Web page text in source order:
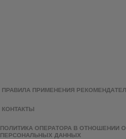
ПРАВИЛА ПРИМЕНЕНИЯ
КОНТАКТЫ
ПОЛИТИКА ОПЕРАТОРА В ОТНОШЕНИИ
ПЕРСОНАЛЬНЫХ ДАННЫХ